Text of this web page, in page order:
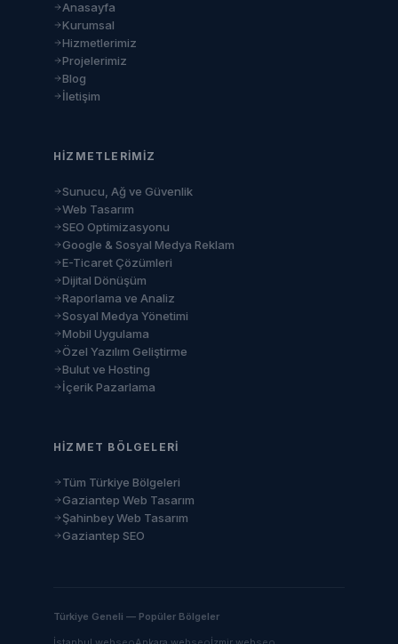
Anasayfa
Kurumsal
Hizmetlerimiz
Projelerimiz
Blog
İletişim
HIZMETLERIMIZ
Sunucu, Ağ ve Güvenlik
Web Tasarım
SEO Optimizasyonu
Google & Sosyal Medya Reklam
E-Ticaret Çözümleri
Dijital Dönüşüm
Raporlama ve Analiz
Sosyal Medya Yönetimi
Mobil Uygulama
Özel Yazılım Geliştirme
Bulut ve Hosting
İçerik Pazarlama
HIZMET BÖLGELERI
Tüm Türkiye Bölgeleri
Gaziantep Web Tasarım
Şahinbey Web Tasarım
Gaziantep SEO
Türkiye Geneli — Popüler Bölgeler